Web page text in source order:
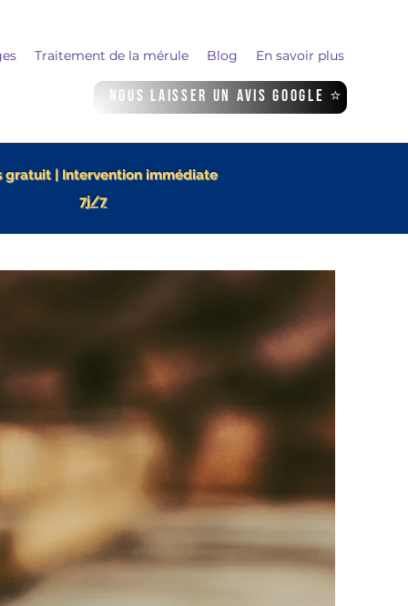
Traitement de la mérule Blog En savoir plus
Nous laisser un avis Google ⭐
gratuit | Intervention immédiate
7j/7